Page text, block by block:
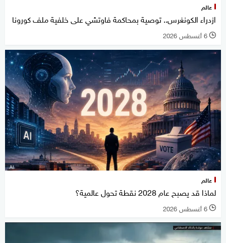
عالم
ازدراء الكونغرس.. توصية بمحاكمة فاوتشي على خلفية ملف كورونا
l 6 أغسطس 2026
عالم
لماذا قد يصبح عام 2028 نقطة تحول عالمية؟
l 6 أغسطس 2026